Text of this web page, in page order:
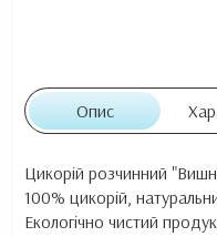
Опис
Цикорій розчинний
100% цикорій,
Екологічно чистий